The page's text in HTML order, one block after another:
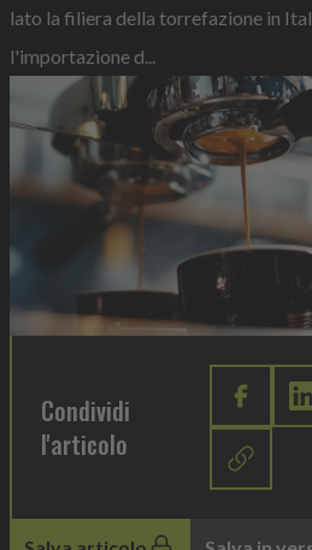
lato la filiera della torrefazione in
l'importazione d...
Condividi
l'articolo